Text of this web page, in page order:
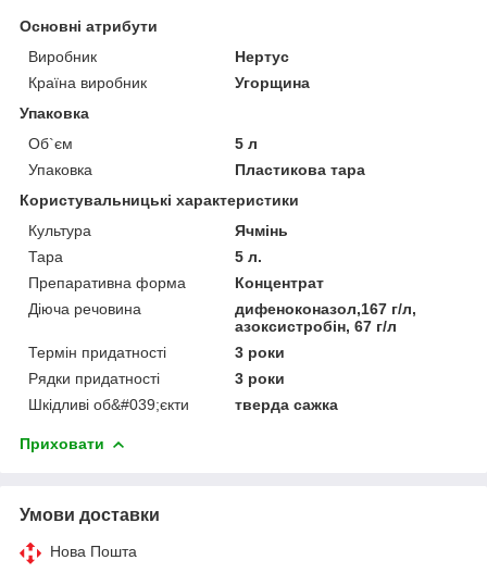
Основні атрибути
Виробник
Нертус
Країна виробник
Угорщина
Упаковка
Об`єм
5 л
Упаковка
Пластикова тара
Користувальницькі характеристики
Культура
Ячмінь
Тара
5 л.
Препаративна форма
Концентрат
Діюча речовина
дифeнoкoнaзoл,167 г/л,
aзoкcиcтpoбін, 67 г/л
Термін придатності
3 роки
Рядки придатності
3 роки
Шкідливі об&#039;єкти
тверда сажка
Приховати
Умови доставки
Нова Пошта